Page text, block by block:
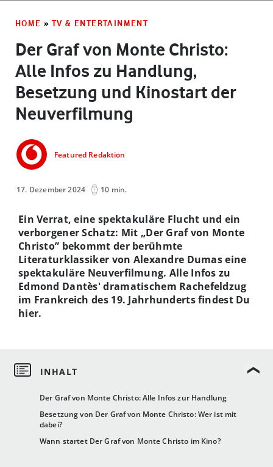
HOME » TV & ENTERTAINMENT
Der Graf von Monte Christo:
Alle Infos zu Handlung,
Besetzung und Kinostart der
Neuverfilmung
Featured Redaktion
17. Dezember 2024 10 min.
Der Graf von Monte Christo: Alle Infos zur Handlung
Besetzung von Der Graf von Monte Christo: Wer ist mit
dabei?
Wann startet Der Graf von Monte Christo im Kino?
Ein Verrat, eine spektakuläre Flucht und ein
verborgener Schatz: Mit „Der Graf von Monte
Christo” bekommt der berühmte
Literaturklassiker von Alexandre Dumas eine
spektakuläre Neuverfilmung. Alle Infos zu
Edmond Dantès' dramatischem Rachefeldzug
im Frankreich des 19. Jahrhunderts findest Du
hier.